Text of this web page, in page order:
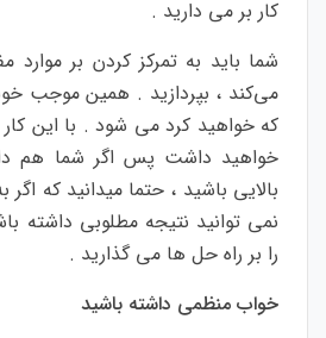
کار بر می دارید .
شما باید به تمرکز کردن بر موارد
می‌کند ، بپردازید . همین موجب
که خواهید کرد می شود . با این کار
خواهید داشت پس اگر شما هم
بالایی باشید ، حتما میدانید که
نمی توانید نتیجه مطلوبی داشته
را بر راه حل ها می گذارید .
خواب منظمی داشته باشید